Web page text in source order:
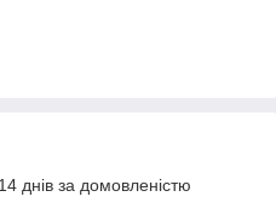
днів за домовленістю